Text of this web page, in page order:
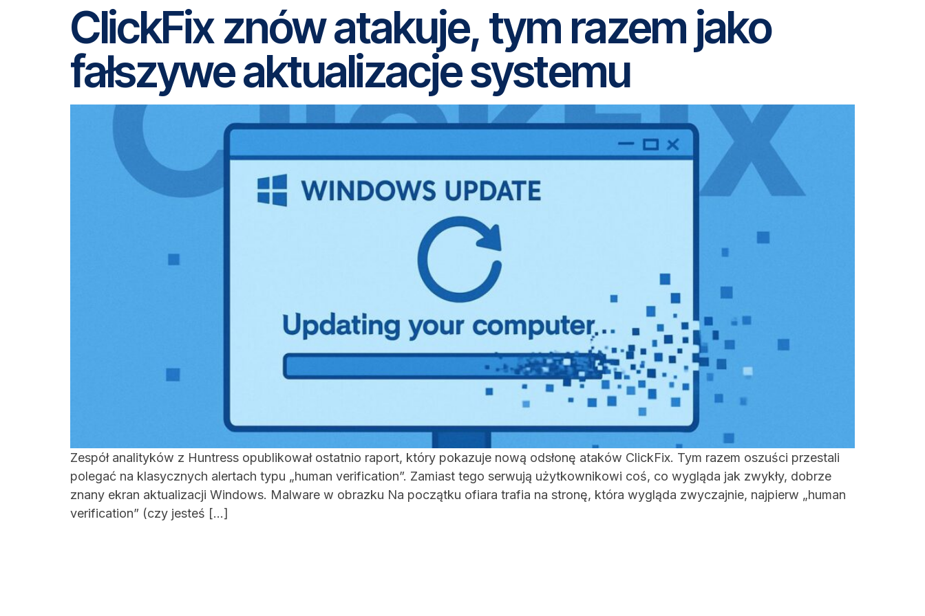
ClickFix znów atakuje, tym razem jako
fałszywe aktualizacje systemu
Zespół analityków z Huntress opublikował ostatnio raport, który pokazuje nową odsłonę ataków ClickFix. Tym razem oszuści przestali
polegać na klasycznych alertach typu „human verification”. Zamiast tego serwują użytkownikowi coś, co wygląda jak zwykły, dobrze
znany ekran aktualizacji Windows. Malware w obrazku Na początku ofiara trafia na stronę, która wygląda zwyczajnie, najpierw „human
verification” (czy jesteś […]